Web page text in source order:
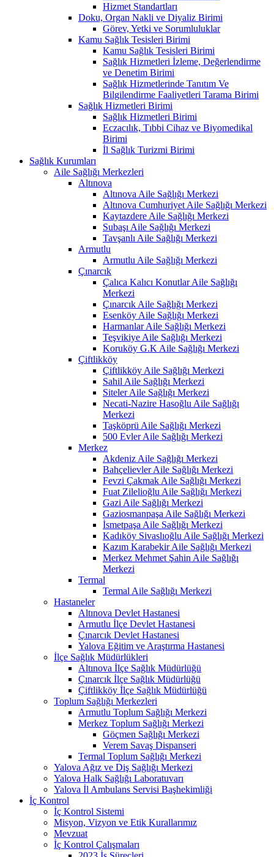
Hizmet Standartları
Doku, Organ Nakli ve Diyaliz Birimi
Görev, Yetki ve Sorumluluklar
Kamu Sağlık Tesisleri Birimi
Kamu Sağlık Tesisleri Birimi
Sağlık Hizmetleri İzleme, Değerlendirme
ve Denetim Birimi
Sağlık Hizmetlerinde Tanıtım Ve
Bilgilendirme Faaliyetleri Tarama Birimi
Sağlık Hizmetleri Birimi
Sağlık Hizmetleri Birimi
Eczacılık, Tıbbi Cihaz ve Biyomedikal
Birimi
İl Sağlık Turizmi Birimi
Sağlık Kurumları
Aile Sağlığı Merkezleri
Altınova
Altınova Aile Sağlığı Merkezi
Altınova Cumhuriyet Aile Sağlığı Merkezi
Kaytazdere Aile Sağlığı Merkezi
Subaşı Aile Sağlığı Merkezi
Tavşanlı Aile Sağlığı Merkezi
Armutlu
Armutlu Aile Sağlığı Merkezi
Çınarcık
Çalıca Kalıcı Konutlar Aile Sağlığı
Merkezi
Çınarcık Aile Sağlığı Merkezi
Esenköy Aile Sağlığı Merkezi
Harmanlar Aile Sağlığı Merkezi
Teşvikiye Aile Sağlığı Merkezi
Koruköy G.K Aile Sağlığı Merkezi
Çiftlikköy
Çiftlikköy Aile Sağlığı Merkezi
Sahil Aile Sağlığı Merkezi
Siteler Aile Sağlığı Merkezi
Necati-Nazire Hasoğlu Aile Sağlığı
Merkezi
Taşköprü Aile Sağlığı Merkezi
500 Evler Aile Sağlığı Merkezi
Merkez
Akdeniz Aile Sağlığı Merkezi
Bahçelievler Aile Sağlığı Merkezi
Fevzi Çakmak Aile Sağlığı Merkezi
Fuat Zilelioğlu Aile Sağlığı Merkezi
Gazi Aile Sağlığı Merkezi
Gaziosmanpaşa Aile Sağlığı Merkezi
İsmetpaşa Aile Sağlığı Merkezi
Kadıköy Sivaslıoğlu Aile Sağlığı Merkezi
Kazım Karabekir Aile Sağlığı Merkezi
Merkez Mehmet Şahin Aile Sağlığı
Merkezi
Termal
Termal Aile Sağlığı Merkezi
Hastaneler
Altınova Devlet Hastanesi
Armutlu İlçe Devlet Hastanesi
Çınarcık Devlet Hastanesi
Yalova Eğitim ve Araştırma Hastanesi
İlçe Sağlık Müdürlükleri
Altınova İlçe Sağlık Müdürlüğü
Çınarcık İlçe Sağlık Müdürlüğü
Çiftlikköy İlçe Sağlık Müdürlüğü
Toplum Sağlığı Merkezleri
Armutlu Toplum Sağlığı Merkezi
Merkez Toplum Sağlığı Merkezi
Göçmen Sağlığı Merkezi
Verem Savaş Dispanseri
Termal Toplum Sağlığı Merkezi
Yalova Ağız ve Diş Sağlığı Merkezi
Yalova Halk Sağlığı Laboratuvarı
Yalova İl Ambulans Servisi Başhekimliği
İç Kontrol
İç Kontrol Sistemi
Misyon, Vizyon ve Etik Kurallarımız
Mevzuat
İç Kontrol Çalışmaları